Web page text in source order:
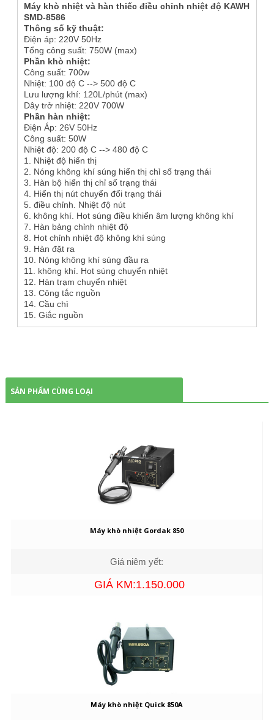
Máy khò nhiệt và hàn thiếc điều chỉnh nhiệt độ KAWH
SMD-8586
Thông số kỹ thuật:
Điện áp: 220V 50Hz
Tổng công suất: 750W (max)
Phần khò nhiệt:
Công suất: 700w
Nhiệt: 100 độ C --> 500 độ C
Lưu lượng khí: 120L/phút (max)
Dây trở nhiệt: 220V 700W
Phần hàn nhiệt:
Điện Áp: 26V 50Hz
Công suất: 50W
Nhiệt độ: 200 độ C --> 480 độ C
1. Nhiệt độ hiển thị
2. Nóng không khí súng hiển thị chỉ số trạng thái
3. Hàn bộ hiển thị chỉ số trạng thái
4. Hiển thị nút chuyển đổi trạng thái
5. điều chỉnh. Nhiệt độ nút
6. không khí. Hot súng điều khiển âm lượng không khí
7. Hàn bảng chỉnh nhiệt độ
8. Hot chỉnh nhiệt độ không khí súng
9. Hàn đặt ra
10. Nóng không khí súng đầu ra
11. không khí. Hot súng chuyển nhiệt
12. Hàn trạm chuyển nhiệt
13. Công tắc nguồn
14. Cầu chì
15. Giắc nguồn
SẢN PHẨM CÙNG LOẠI
Máy khò nhiệt Gordak 850
Giá niêm yết:
GIÁ KM:1.150.000
Máy khò nhiệt Quick 850A